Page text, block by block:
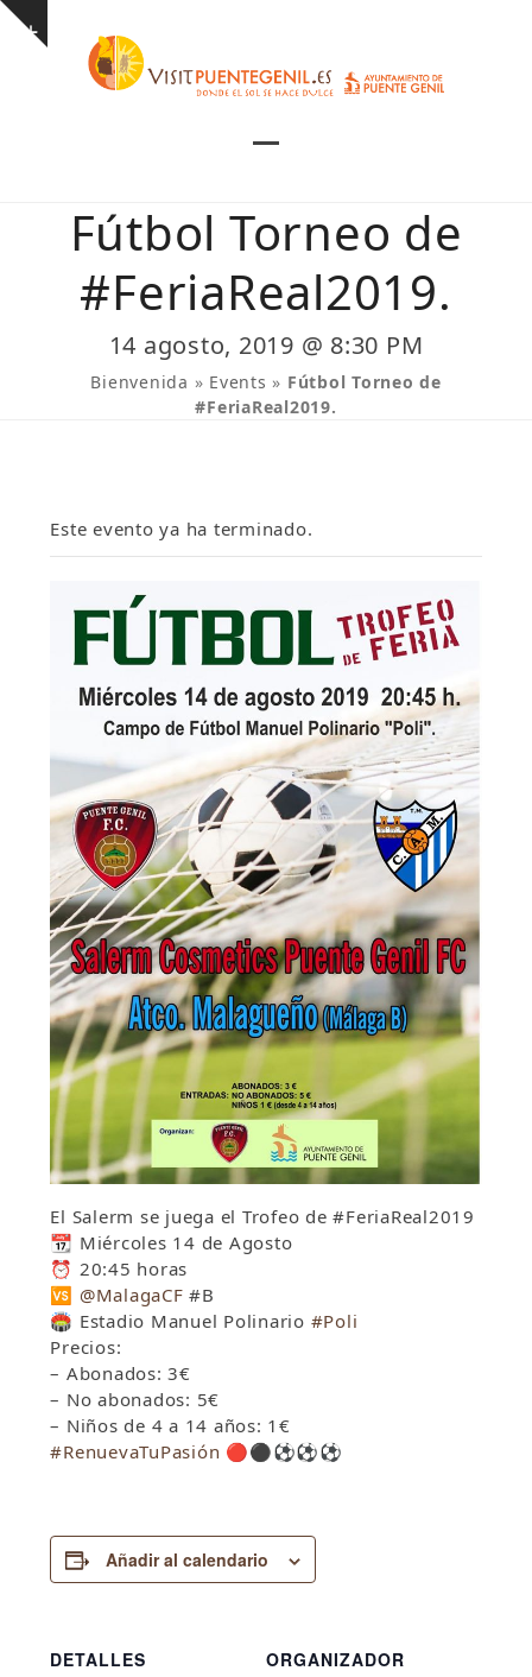
Skip
Show
mobile
menu
mobile
menu
Fútbol Torneo de
#FeriaReal2019.
14 agosto, 2019 @ 8:30 PM
Bienvenida » Events » Fútbol Torneo de
#FeriaReal2019.
Este evento ya ha terminado.
El Salerm se juega el Trofeo de #FeriaReal2019
📆 Miércoles 14 de Agosto
⏰ 20:45 horas
🆚 @MalagaCF#B
🏟 Estadio Manuel Polinario #Poli
Precios:
– Abonados: 3€
– No abonados: 5€
– Niños de 4 a 14 años: 1€
#RenuevaTuPasión 🔴⚫️⚽️⚽️⚽️
Añadir al calendario
DETALLES
ORGANIZADOR